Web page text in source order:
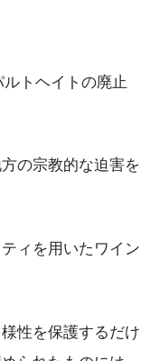
トヘイトの廃止
の宗教的な迫害を
ィを用いたワイン
性を保護するだけ